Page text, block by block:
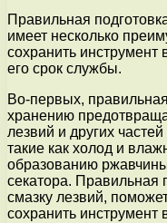
Правильная
имеет несколько
сохранить
его срок службы.
Во-первых,
хранению
лезвий и других
такие как холод и
образованию
секатора. Правильная
смазку лезвий,
сохранить инструмент